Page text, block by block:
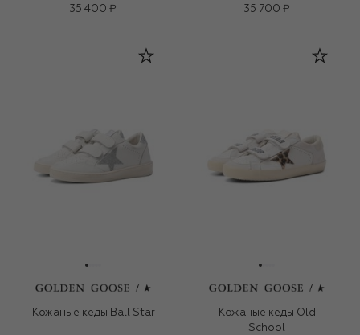
35 400 ₽
35 700 ₽
Кожаные кеды Ball Star
Кожаные кеды Old
School